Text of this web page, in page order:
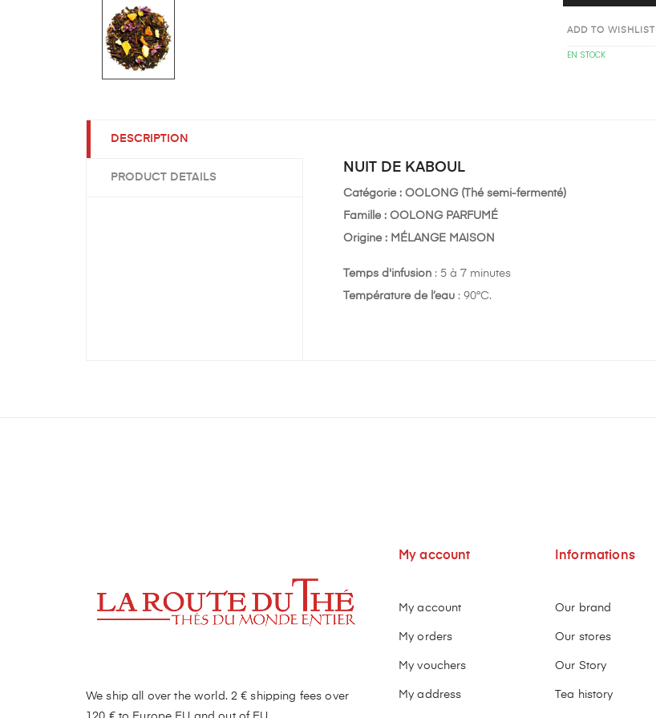
ADD TO WISHLIST
EN STOCK
DESCRIPTION
PRODUCT DETAILS
NUIT DE KABOUL
Catégorie : OOLONG (Thé semi-fermenté)
Famille : OOLONG PARFUMÉ
Origine : MÉLANGE MAISON
Temps d'infusion : 5 à 7 minutes
Température de l’eau : 90°C.
We ship all over the world. 2 € shipping fees over
My account
My account
My orders
My vouchers
My address
Informations
Our brand
Our stores
Our Story
Tea history